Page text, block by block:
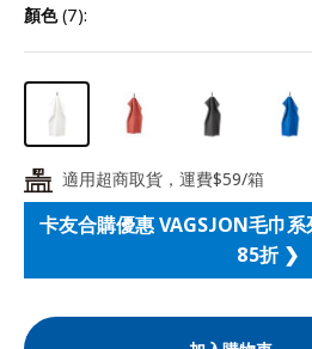
顏色(7):
24 適用超商取貨，運費$59/箱
卡友合購優惠 VAGSJON毛巾
85折 ❯